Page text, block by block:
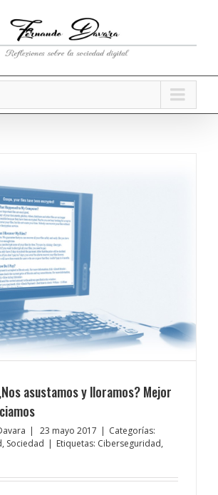
asustamos y lloramos? Mejor
| 23 mayo 2017 | Categorías:
, Sociedad | Etiquetas: Ciberseguridad,